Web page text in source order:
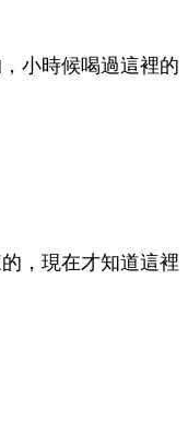
小時候喝過這裡的
，現在才知道這裡